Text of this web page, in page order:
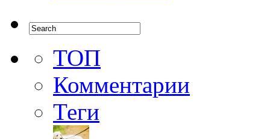
ТОП
Комментарии
Теги